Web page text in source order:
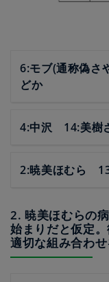
6:モブ(通称偽
どか
4:中沢 14:美樹
2:暁美ほむら
2. 暁美ほむらの
始まりだと仮定
適切な組み合わせ